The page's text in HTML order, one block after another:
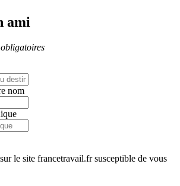
ami
nom
le site francetravail.fr susceptible de vous